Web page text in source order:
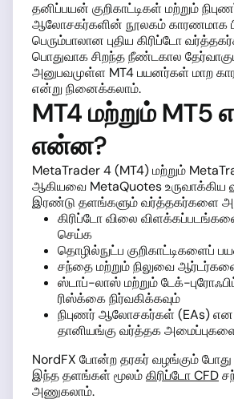
தனிப்பயன் குறிகாட்டிகள் மற்றும்
ஆலோசகர்களின் நூலகம் காரணமாக
பெரும்பாலான புதிய கிரிப்டோ
பொதுவாக சிறந்த நீண்டகால
அனுபவமுள்ள MT4 பயனர்கள் மாற
என்று நினைக்கலாம்.
MT4 மற்றும் MT5
என்ன?
MetaTrader 4 (MT4) மற்றும்
ஆகியவை MetaQuotes உருவாக்கிய
இரண்டு தளங்களும் வர்த்தகர்களை
கிரிப்டோ விலை
செய்க
தொழில்நுட்ப குறிகாட்டிகளைப்
சந்தை மற்றும் நிலுவை
ஸ்டாப்-லாஸ் மற்றும் டேக்-
ரிஸ்க்கை நிர்வகிக்கவும்
நிபுணர் ஆலோசகர்கள் (EAs) என
தானியங்கு வர்த்தக
NordFX போன்ற தரகர் வழங்கும்
இந்த தளங்கள் மூலம்கிரிப்டோ CFD
அணுகலாம்.